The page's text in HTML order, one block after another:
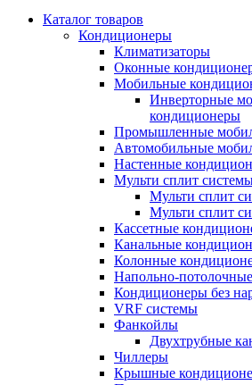
Каталог товаров
Кондиционеры
Климатизаторы
Оконные
Мобильные
Инверторные
кондиционеры
Промышленные
Автомобильные
Настенные
Мульти сплит
Мульти сплит
Мульти сплит
Кассетные
Канальные
Колонные
Напольно-
Кондиционеры без
VRF системы
Фанкойлы
Двухтрубные
Чиллеры
Крышные